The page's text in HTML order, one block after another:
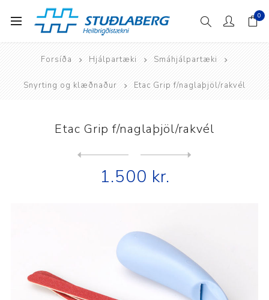
0
Forsíða Hjálpartæki Smáhjálpartæki
Snyrting og klæðnaður Etac Grip f/naglaþjöl/rakvél
Etac Grip f/naglaþjöl/rakvél
1.500 kr.